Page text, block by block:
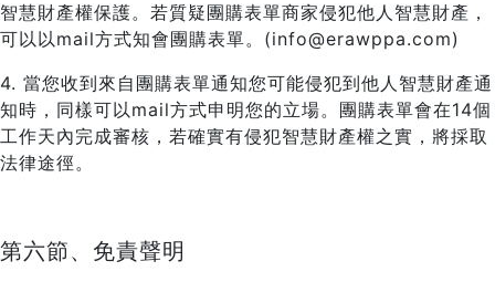
智慧財產權保護。若質疑團購表單商家侵犯他人智慧財產，
可以以mail方式知會團購表單。(info@erawppa.com)
4. 當您收到來自團購表單通知您可能侵犯到他人智慧財產通
知時，同樣可以mail方式申明您的立場。團購表單會在14個
工作天內完成審核，若確實有侵犯智慧財產權之實，將採取
法律途徑。
第六節、免責聲明